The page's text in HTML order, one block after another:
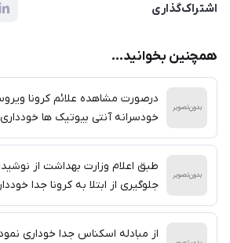
اشتراک‌گذاری
همچنین بخوانید...
درصورت مشاهده علائم کرونا
خودسرانه آنتی بیوتیک ها خودداری
طبق اعلام وزارت بهداشت از
جلوگیری از ابتلا به کرونا جدا
از مبادله اسکناس جدا خوداری